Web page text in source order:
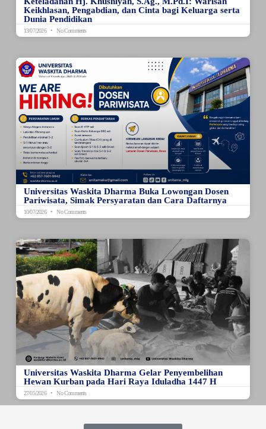
Keikhlasan, Pengabdian, dan Cinta bagi Keluarga serta
Dunia Pendidikan
13/07/2026 No Comments
Universitas Waskita Dharma Buka Lowongan Dosen
Pariwisata, Simak Persyaratan dan Cara Daftarnya
10/07/2026 No Comments
Universitas Waskita Dharma Gelar Penyembelihan
Hewan Kurban pada Hari Raya Iduladha 1447 H
27/05/2026 No Comments